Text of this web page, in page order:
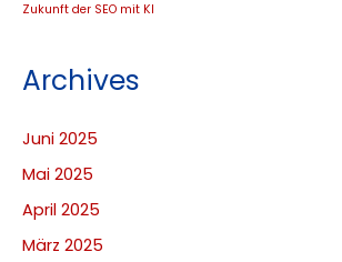
Zukunft der SEO mit KI
Archives
Juni 2025
Mai 2025
April 2025
März 2025